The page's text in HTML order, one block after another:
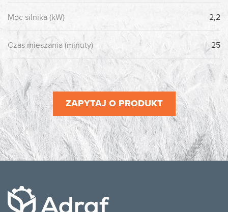
Moc silnika (kW) 2,2
Czas mieszania (minuty) 25
ZAPYTAJ O PRODUKT